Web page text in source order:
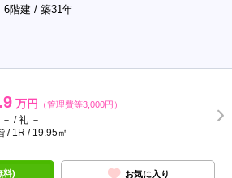
6階建 / 築31年
万円 （管理費等3,000円）
/ 礼 －
/ 1R / 19.95㎡
料) お気に入り